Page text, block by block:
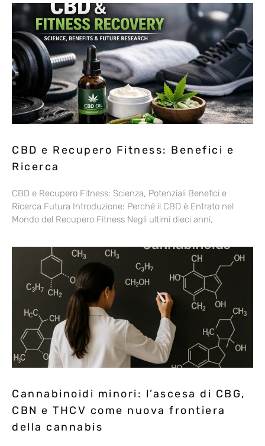
CBD e Recupero Fitness: Benefici e
Ricerca
CBD e Recupero Fitness: Scienza, Potenziali Benefici e
Ricerca Futura Introduzione: Perché il CBD è Entrato nel
Mondo del Recupero Fitness Negli ultimi dieci anni,
Cannabinoidi minori: l’ascesa di CBG,
CBN e THCV come nuova frontiera
della cannabis